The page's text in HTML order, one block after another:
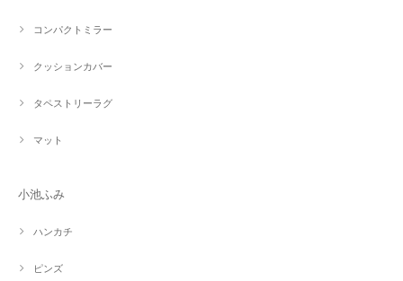
コンパクトミラー
クッションカバー
タペストリーラグ
マット
小池ふみ
ハンカチ
ピンズ